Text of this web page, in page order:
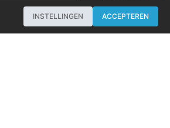
Deluxe Zakjes
- Workstation Pro - Matt Black
INSTELLINGEN ACCEPTEREN